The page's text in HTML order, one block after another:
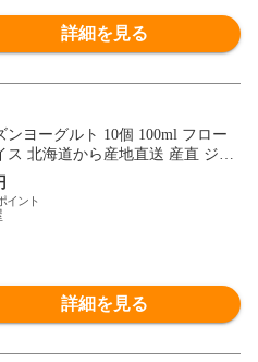
詳細を見る
ンヨーグルト 10個 100ml フロー
ス 北海道から産地直送 産直 ジャ
牛乳 生乳 十勝ブランド 合成添加
産地 直送 同梱不可
詳細を見る